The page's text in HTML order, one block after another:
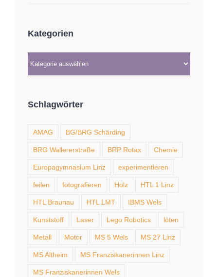
Kategorien
Kategorien
Schlagwörter
AMAG BG/BRG Schärding
BRG Wallererstraße BRP Rotax Chemie
Europagymnasium Linz experimentieren
feilen fotografieren Holz HTL 1 Linz
HTL Braunau HTL LMT IBMS Wels
Kunststoff Laser Lego Robotics löten
Metall Motor MS 5 Wels MS 27 Linz
MS Altheim MS Franziskanerinnen Linz
MS Franziskanerinnen Wels